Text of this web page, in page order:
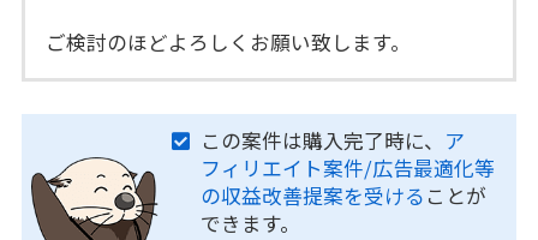
ご検討のほどよろしくお願い致します。
この案件は購入完了時に、 ア
フィリエイト案件/広告最適化等
の収益改善提案を受ける ことが
できます。